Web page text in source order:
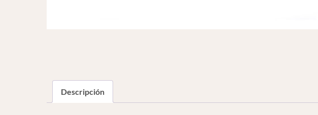
Descripción